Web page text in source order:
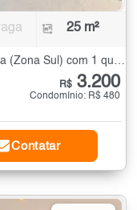
25 m²
Apartamento para Alugar na Vila Olímpia (Zona Sul) com 1 quarto - 25 m²
R$ 3.200
Condomínio: R$ 480
Contatar